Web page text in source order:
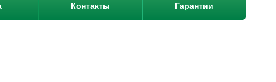
Контакты Гарантии